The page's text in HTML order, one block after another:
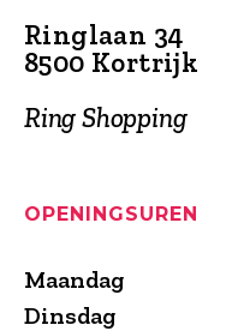
Ringlaan 34
8500 Kortrijk
Ring Shopping
OPENINGSUREN
Maandag
Dinsdag